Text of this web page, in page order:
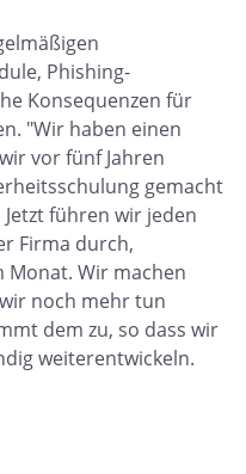
Phishing-
Konsequenzen für
"Wir haben einen
vor fünf Jahren
gemacht
führen wir jeden
Firma durch,
Monat. Wir machen
noch mehr tun
dem zu, so dass wir
weiterentwickeln.